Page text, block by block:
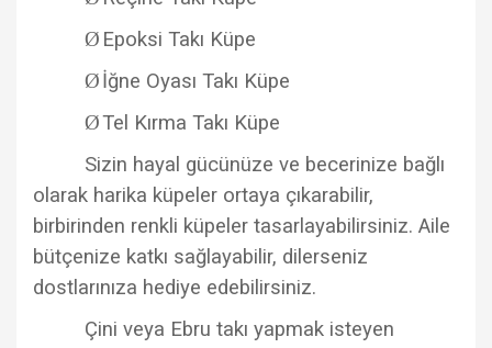
Ø Epoksi Takı Küpe
Øİğne Oyası Takı Küpe
ØTel Kırma Takı Küpe
Sizin hayal gücünüze ve becerinize bağlı
olarak harika küpeler ortaya çıkarabilir,
birbirinden renkli küpeler tasarlayabilirsiniz. Aile
bütçenize katkı sağlayabilir, dilerseniz
dostlarınıza hediye edebilirsiniz.
Çini veya Ebru takı yapmak isteyen